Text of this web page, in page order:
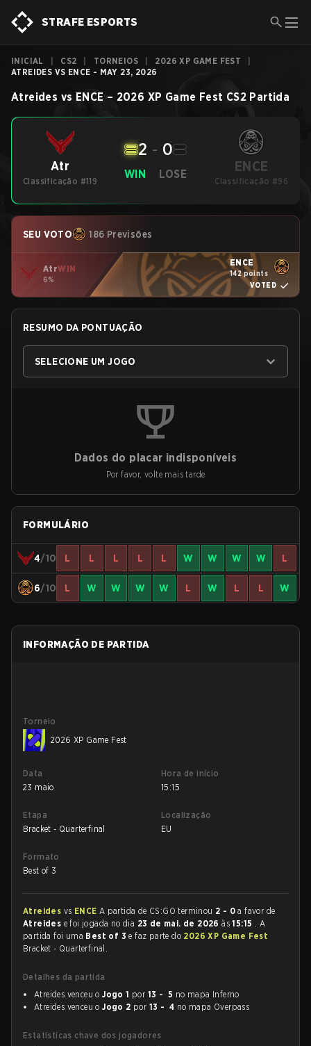
STRAFE ESPORTS
INICIAL CS2 TORNEIOS 2026 XP GAME FEST
ATREIDES VS ENCE - MAY 23, 2026
Atreides vs ENCE – 2026 XP Game Fest CS2 Partida
Atr
Classificação #119
WIN
2 - 0
LOSE ENCE
Classificação #96
SEU VOTO 186 Previsões
AtrWIN
6%
ENCE
142 points
VOTED
RESUMO DA PONTUAÇÃO
SELECIONE UM JOGO
Dados do placar indisponíveis
Por favor, volte mais tarde
FORMULÁRIO
4/10 L L L L L W W W W L
6/10 L W W W W L W L L W
INFORMAÇÃO DE PARTIDA
Torneio
2026 XP Game Fest
Data
23 maio
Hora de início
15:15
Etapa
Bracket - Quarterfinal
Localização
EU
Formato
Best of 3
Atreides vs ENCE A partida de CS:GO terminou 2 - 0 a favor de
Atreides e foi jogada no dia 23 de mai. de 2026às15:15 . A
partida foi uma Best of 3e faz parte do 2026 XP Game Fest
Bracket - Quarterfinal.
Detalhes da partida
Atreides venceu oJogo 1 por 13 - 5 no mapa Inferno
Atreides venceu oJogo 2 por 13 - 4 no mapa Overpass
Estatísticas chave dos jogadores